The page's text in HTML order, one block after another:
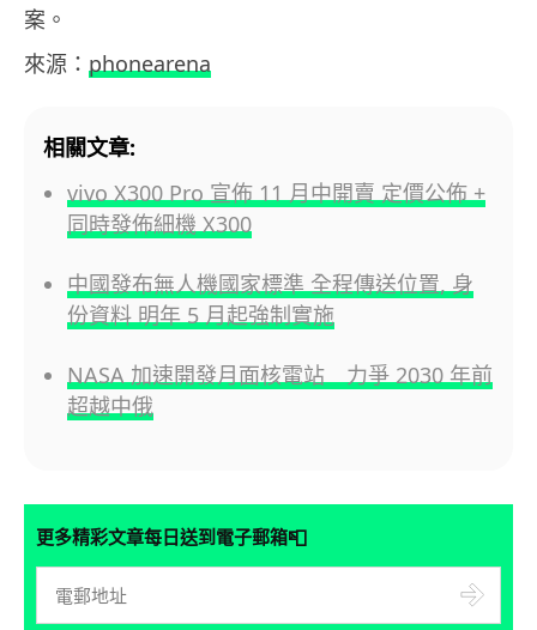
案。
來源： phonearena
相關文章:
vivo X300 Pro 宣佈 11 月中開賣 定價公佈 +
同時發佈細機 X300
中國發布無人機國家標準 全程傳送位置, 身
份資料 明年 5 月起強制實施
NASA 加速開發月面核電站 力爭 2030 年前
超越中俄
更多精彩文章每日送到電子郵箱📮